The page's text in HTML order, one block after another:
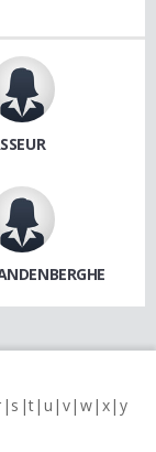
s t u v w x y